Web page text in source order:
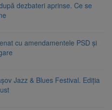
dezbateri aprinse. Ce se
cu amendamentele PSD și
Jazz & Blues Festival. Ediția